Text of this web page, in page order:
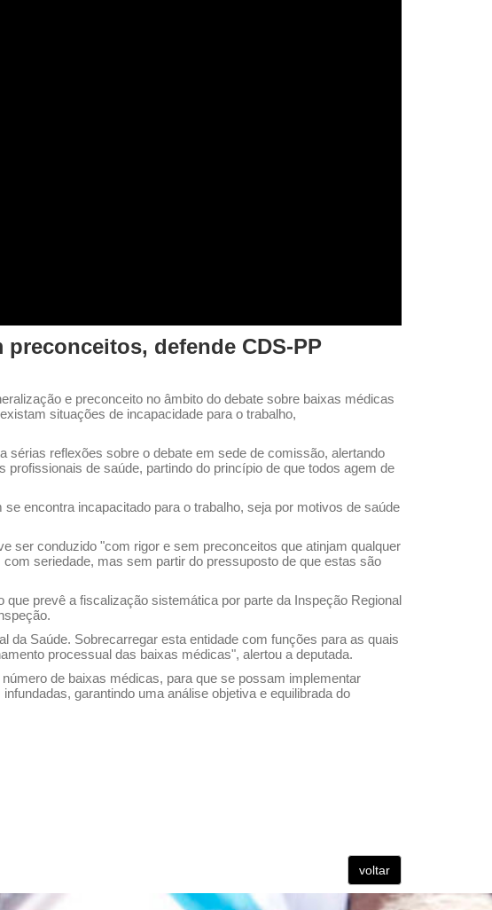
defende CDS-PP
e preconceito no âmbito do debate sobre baixas médicas
situações de incapacidade para o trabalho,
sérias reflexões sobre o debate em sede de comissão, alertando
de saúde, partindo do princípio de que todos agem de
encontra incapacitado para o trabalho, seja por motivos de saúde
ser conduzido "com rigor e sem preconceitos que atinjam qualquer
seriedade, mas sem partir do pressuposto de que estas são
prevê a fiscalização sistemática por parte da Inspeção Regional
da Saúde. Sobrecarregar esta entidade com funções para as quais
processual das baixas médicas", alertou a deputada.
de baixas médicas, para que se possam implementar
garantindo uma análise objetiva e equilibrada do
voltar